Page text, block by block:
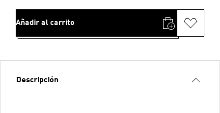
Añadir al carrito
Descripción